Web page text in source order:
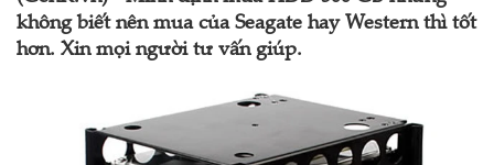
không biết nên mua của Seagate hay Western thì tốt
hơn. Xin mọi người tư vấn giúp.